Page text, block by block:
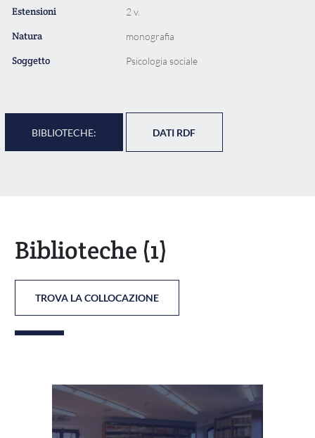
Estensioni 2 v.
Natura monografia
Soggetto Psicologia sociale
BIBLIOTECHE: DATI RDF
Biblioteche (1)
TROVA LA COLLOCAZIONE